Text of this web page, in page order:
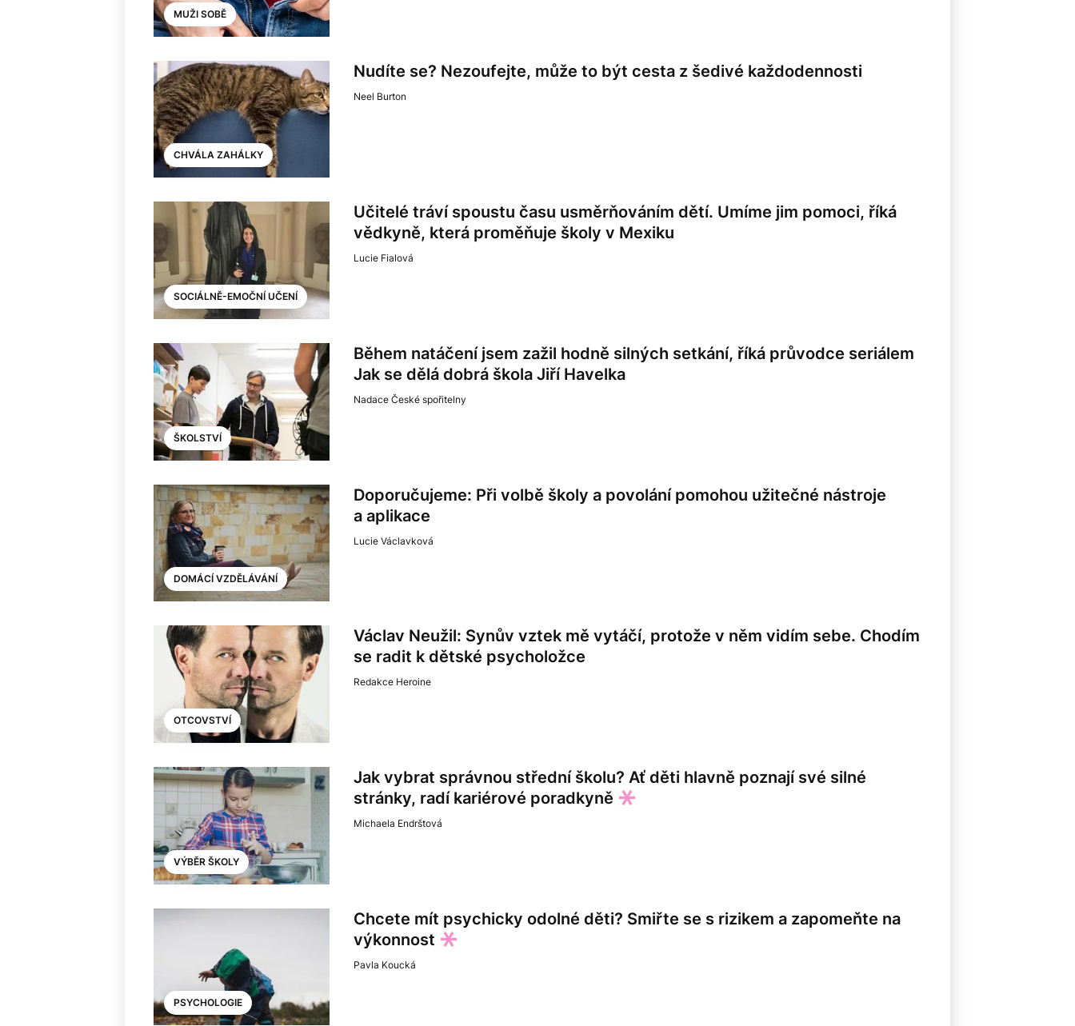
MUŽI SOBĚ
CHVÁLA ZAHÁLKY
Nudíte se? Nezoufejte, může to být cesta z šedivé každodennosti
Neel Burton
SOCIÁLNĚ-EMOČNÍ UČENÍ
Učitelé tráví spoustu času usměrňováním dětí. Umíme jim pomoci, říká
vědkyně, která proměňuje školy v Mexiku
Lucie Fialová
ŠKOLSTVÍ
Během natáčení jsem zažil hodně silných setkání, říká průvodce seriálem
Jak se dělá dobrá škola Jiří Havelka
Nadace České spořitelny
DOMÁCÍ VZDĚLÁVÁNÍ
Doporučujeme: Při volbě školy a povolání pomohou užitečné nástroje
a aplikace
Lucie Václavková
OTCOVSTVÍ
Václav Neužil: Synův vztek mě vytáčí, protože v něm vidím sebe. Chodím
se radit k dětské psycholožce
Redakce Heroine
VÝBĚR ŠKOLY
Jak vybrat správnou střední školu? Ať děti hlavně poznají své silné
stránky, radí kariérové poradkyně
Michaela Endrštová
PSYCHOLOGIE
Chcete mít psychicky odolné děti? Smiřte se s rizikem a zapomeňte na
výkonnost
Pavla Koucká